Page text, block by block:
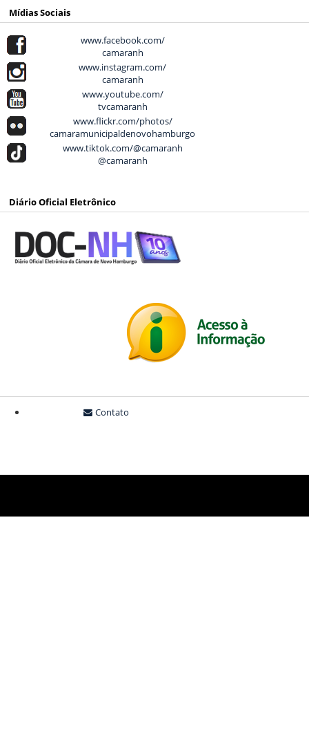
Mídias Sociais
www.facebook.com/
camaranh
www.instagram.com/
camaranh
www.youtube.com/
tvcamaranh
www.flickr.com/photos/
camaramunicipaldenovohamburgo
www.tiktok.com/@camaranh
@camaranh
Diário Oficial Eletrônico
Contato